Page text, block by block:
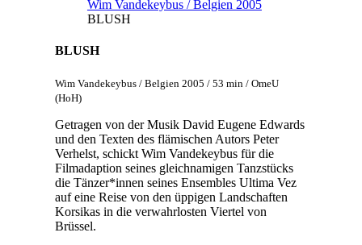
Wim Vandekeybus / Belgien 2005
BLUSH
BLUSH
Wim Vandekeybus / Belgien 2005 / 53 min / OmeU
(HoH)
Getragen von der Musik David Eugene Edwards
und den Texten des flämischen Autors Peter
Verhelst, schickt Wim Vandekeybus für die
Filmadaption seines gleichnamigen Tanzstücks
die Tänzer*innen seines Ensembles Ultima Vez
auf eine Reise von den üppigen Landschaften
Korsikas in die verwahrlosten Viertel von
Brüssel.